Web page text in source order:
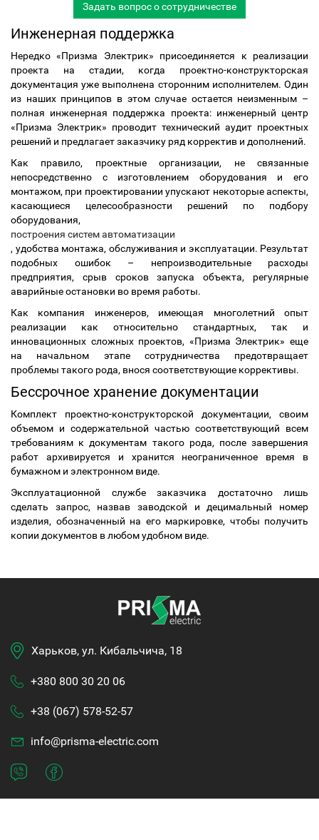
Задать вопрос о сотрудничестве
Инженерная поддержка
Нередко «Призма Электрик» присоединяется к реализации
проекта на стадии, когда проектно-конструкторская
документация уже выполнена сторонним исполнителем. Один
из наших принципов в этом случае остается неизменным –
полная инженерная поддержка проекта: инженерный центр
«Призма Электрик» проводит технический аудит проектных
решений и предлагает заказчику ряд корректив и дополнений.
Как правило, проектные организации, не связанные
непосредственно с изготовлением оборудования и его
монтажом, при проектировании упускают некоторые аспекты,
касающиеся целесообразности решений по подбору
оборудования,
построения систем автоматизации
, удобства монтажа, обслуживания и эксплуатации. Результат
подобных ошибок – непроизводительные расходы
предприятия, срыв сроков запуска объекта, регулярные
аварийные остановки во время работы.
Как компания инженеров, имеющая многолетний опыт
реализации как относительно стандартных, так и
инновационных сложных проектов, «Призма Электрик» еще
на начальном этапе сотрудничества предотвращает
проблемы такого рода, внося соответствующие коррективы.
Бессрочное хранение документации
Комплект проектно-конструкторской документации, своим
объемом и содержательной частью соответствующий всем
требованиям к документам такого рода, после завершения
работ архивируется и хранится неограниченное время в
бумажном и электронном виде.
Эксплуатационной службе заказчика достаточно лишь
сделать запрос, назвав заводской и децимальный номер
изделия, обозначенный на его маркировке, чтобы получить
копии документов в любом удобном виде.
Харьков, ул. Кибальчича, 18
+380 800 30 20 06
+38 (067) 578-52-57
info@prisma-electric.com